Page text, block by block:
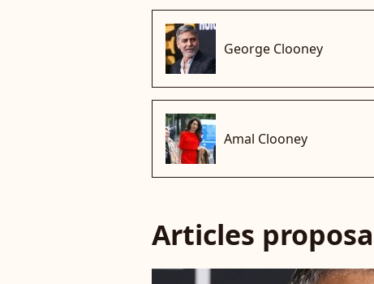
George Clooney
Amal Clooney
Articles